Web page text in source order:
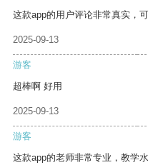
这款app的用户评论非常真实，
2025-09-13
游客
超棒啊 好用
2025-09-13
游客
这款app的老师非常专业，教学